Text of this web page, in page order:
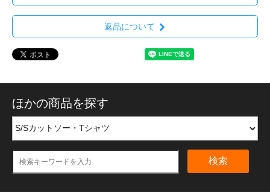
返品について
ほかの商品を探す
検索